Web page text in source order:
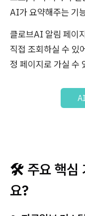
AI가 요약해주는 기
클로브AI 알림 페이
직접 조회하실 수 있
정 페이지로 가실 수
🛠️ 주요 핵심
요?